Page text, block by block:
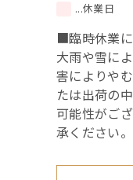
...休業日
■臨時休業
大雨や雪に
害によりや
たは出荷の
可能性がご
承ください。